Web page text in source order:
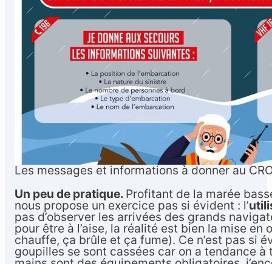
Les messages et informations à donner au
Un peu de pratique. Profitant de la marée
nous propose un exercice pas si évident : l’
pas d’observer les arrivées des grands
pour être à l’aise, la réalité est bien la mise
chauffe, ça brûle et ça fume). Ce n’est pas si
goupilles se sont cassées car on a tendance